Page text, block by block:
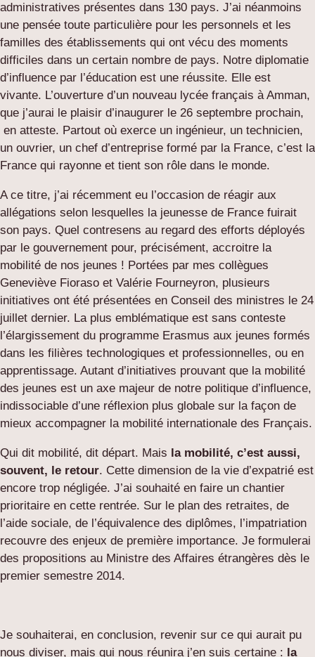
administratives présentes dans 130 pays. J’ai néanmoins
une pensée toute particulière pour les personnels et les
familles des établissements qui ont vécu des moments
difficiles dans un certain nombre de pays. Notre diplomatie
d’influence par l’éducation est une réussite. Elle est
vivante. L’ouverture d’un nouveau lycée français à Amman,
que j’aurai le plaisir d’inaugurer le 26 septembre prochain,
en atteste. Partout où exerce un ingénieur, un technicien,
un ouvrier, un chef d’entreprise formé par la France, c’est la
France qui rayonne et tient son rôle dans le monde.
A ce titre, j’ai récemment eu l’occasion de réagir aux
allégations selon lesquelles la jeunesse de France fuirait
son pays. Quel contresens au regard des efforts déployés
par le gouvernement pour, précisément, accroitre la
mobilité de nos jeunes ! Portées par mes collègues
Geneviève Fioraso et Valérie Fourneyron, plusieurs
initiatives ont été présentées en Conseil des ministres le 24
juillet dernier. La plus emblématique est sans conteste
l’élargissement du programme Erasmus aux jeunes formés
dans les filières technologiques et professionnelles, ou en
apprentissage. Autant d’initiatives prouvant que la mobilité
des jeunes est un axe majeur de notre politique d’influence,
indissociable d’une réflexion plus globale sur la façon de
mieux accompagner la mobilité internationale des Français.
Qui dit mobilité, dit départ. Mais la mobilité, c’est aussi,
souvent, le retour. Cette dimension de la vie d’expatrié est
encore trop négligée. J’ai souhaité en faire un chantier
prioritaire en cette rentrée. Sur le plan des retraites, de
l’aide sociale, de l’équivalence des diplômes, l’impatriation
recouvre des enjeux de première importance. Je formulerai
des propositions au Ministre des Affaires étrangères dès le
premier semestre 2014.
Je souhaiterai, en conclusion, revenir sur ce qui aurait pu
nous diviser, mais qui nous réunira j’en suis certaine : la